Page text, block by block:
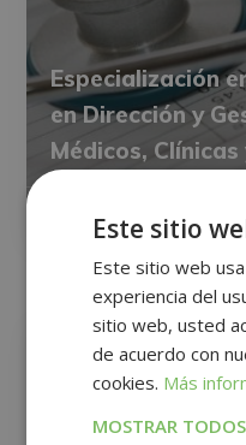
Especialización
en Dirección y
Médicos,
RRHH
Este sitio
Este sitio web
experiencia del
sitio web, usted
de acuerdo con
cookies. Más
MOSTRAR